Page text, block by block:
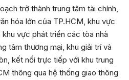
trở thành trung tâm tài chính,
hóa lớn của TP.HCM, khu vực
vực phát triển các tòa nhà
tâm thương mại, khu giải trí và
kết nối trực tiếp với khu trung
thông qua hệ thống giao thông